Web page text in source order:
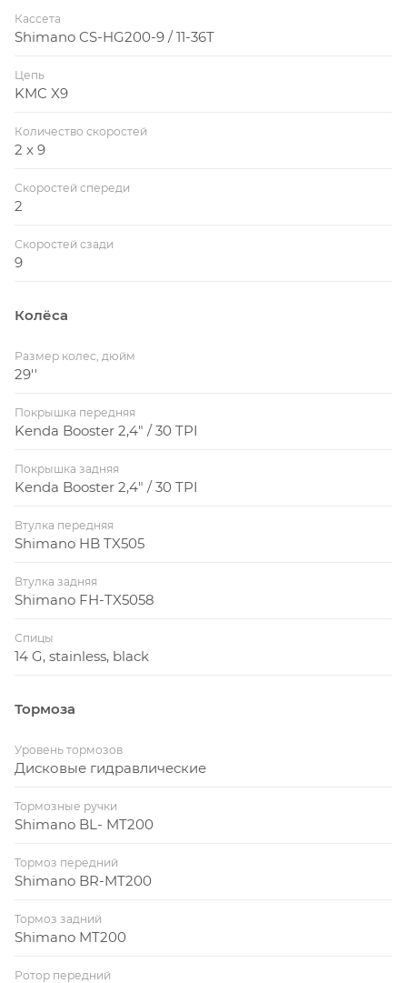
Кассета
Shimano CS-HG200-9 / 11-36T
Цепь
KMC X9
Количество скоростей
2 x 9
Скоростей спереди
2
Скоростей сзади
9
Колёса
Размер колес, дюйм
29''
Покрышка передняя
Kenda Booster 2,4" / 30 TPI
Покрышка задняя
Kenda Booster 2,4" / 30 TPI
Втулка передняя
Shimano HB TX505
Втулка задняя
Shimano FH-TX5058
Спицы
14 G, stainless, black
Тормоза
Уровень тормозов
Дисковые гидравлические
Тормозные ручки
Shimano BL- MT200
Тормоз передний
Shimano BR-MT200
Тормоз задний
Shimano MT200
Ротор передний